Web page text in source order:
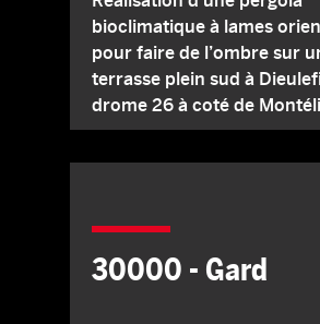
bioclimatique à lames
pour faire de l’ombre sur
terrasse plein sud à
drome 26 à coté de
30000 - Gard